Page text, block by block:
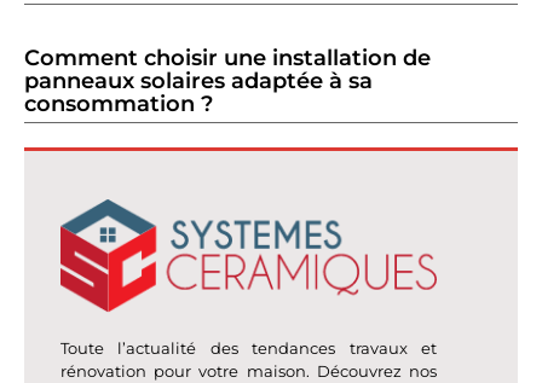
Comment choisir une installation de
panneaux solaires adaptée à sa
consommation ?
Toute l’actualité des tendances travaux et
rénovation pour votre maison. Découvrez nos